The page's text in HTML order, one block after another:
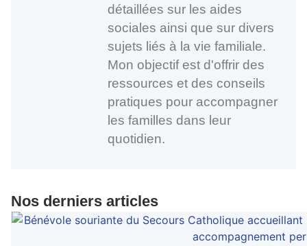
détaillées sur les aides
sociales ainsi que sur divers
sujets liés à la vie familiale.
Mon objectif est d'offrir des
ressources et des conseils
pratiques pour accompagner
les familles dans leur
quotidien.
Nos derniers articles